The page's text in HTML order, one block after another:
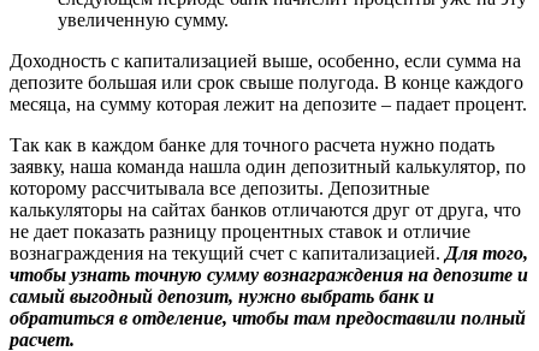
увеличенную сумму.
Доходность с капитализацией выше, особенно, если сумма на
депозите большая или срок свыше полугода. В конце каждого
месяца, на сумму которая лежит на депозите – падает процент.
Так как в каждом банке для точного расчета нужно подать
заявку, наша команда нашла один депозитный калькулятор, по
которому рассчитывала все депозиты. Депозитные
калькуляторы на сайтах банков отличаются друг от друга, что
не дает показать разницу процентных ставок и отличие
вознаграждения на текущий счет с капитализацией. Для того,
чтобы узнать точную сумму вознаграждения на депозите и
самый выгодный депозит, нужно выбрать банк и
обратиться в отделение, чтобы там предоставили полный
расчет.